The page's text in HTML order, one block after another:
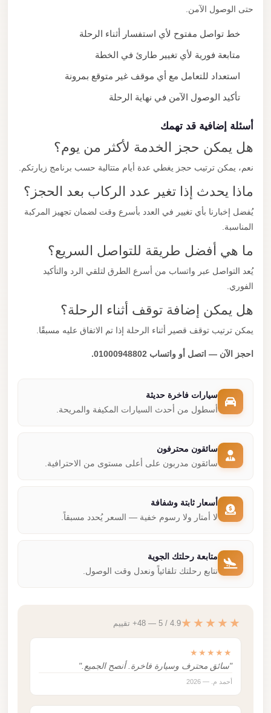
حتى الوصول الآمن.
خط تواصل مفتوح لأي استفسار أثناء الرحلة
متابعة فورية لأي تغيير طارئ في الخطة
استعداد للتعامل مع أي موقف غير متوقع بمرونة
تأكيد الوصول الآمن في نهاية الرحلة
أسئلة إضافية قد تهمك
هل يمكن حجز الخدمة لأكثر من يوم؟
نعم، يمكن ترتيب حجز يغطي عدة أيام متتالية حسب برنامج زيارتكم.
ماذا يحدث إذا تغير عدد الركاب بعد الحجز؟
يُفضل إخبارنا بأي تغيير في العدد بأسرع وقت لضمان تجهيز المركبة
المناسبة.
ما هي أفضل طريقة للتواصل السريع؟
يُعد التواصل عبر واتساب من أسرع الطرق لتلقي الرد والتأكيد
الفوري.
هل يمكن إضافة توقف أثناء الرحلة؟
يمكن ترتيب توقف قصير أثناء الرحلة إذا تم الاتفاق عليه مسبقًا.
احجز الآن — اتصل أو واتساب 01000948802.
سيارات فاخرة حديثة
أسطول من أحدث السيارات المكيفة والمريحة.
سائقون محترفون
سائقون مدربون على أعلى مستوى من الاحترافية.
أسعار ثابتة وشفافة
لا أمتار ولا رسوم خفية — السعر يُحدد مسبقاً.
متابعة رحلتك الجوية
نتابع رحلتك تلقائياً ونعدل وقت الوصول.
★★★★★4.9 / 5 — 48+ تقييم
★★★★★
"سائق محترف وسيارة فاخرة. أنصح الجميع."
أحمد م. — 2026